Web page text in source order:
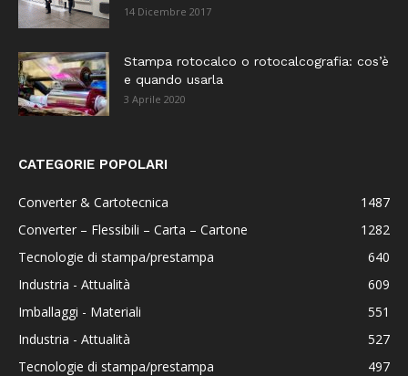
14 Dicembre 2017
Stampa rotocalco o rotocalcografia: cos’è
e quando usarla
3 Aprile 2020
CATEGORIE POPOLARI
Converter & Cartotecnica
1487
Converter – Flessibili – Carta – Cartone
1282
Tecnologie di stampa/prestampa
640
Industria - Attualità
609
Imballaggi - Materiali
551
Industria - Attualità
527
Tecnologie di stampa/prestampa
497